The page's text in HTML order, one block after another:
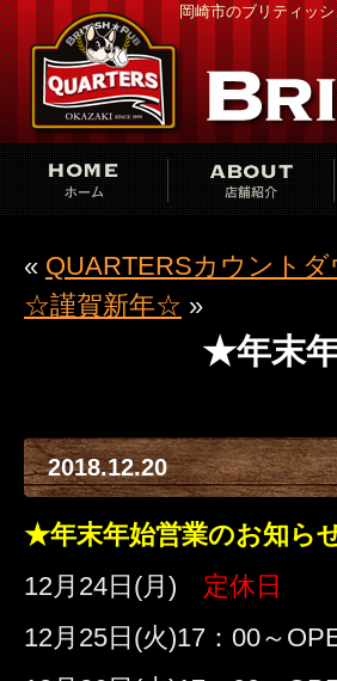
岡崎市のブリティッ
« QUARTERSカウントダ
☆謹賀新年☆ »
★年末
2018.12.20
★年末年始営業のお知ら
12月24日(月) 定休日
12月25日(火)17：00～